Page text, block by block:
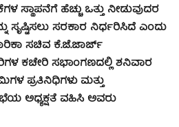
ಸ್ಥಾಪನೆಗೆ ಹೆಚ್ಚು ಒತ್ತು ನೀಡುವುದರ
ಸೃಷ್ಟಿಸಲು ಸರಕಾರ ನಿರ್ಧರಿಸಿದೆ ಎಂದು
ಸಚಿವ ಕೆ.ಜೆ.ಜಾರ್ಜ್
ಕಚೇರಿ ಸಭಾಂಗಣದಲ್ಲಿ ಶನಿವಾರ
ಪ್ರತಿನಿಧಿಗಳು ಮತ್ತು
ಅಧ್ಯಕ್ಷತೆ ವಹಿಸಿ ಅವರು